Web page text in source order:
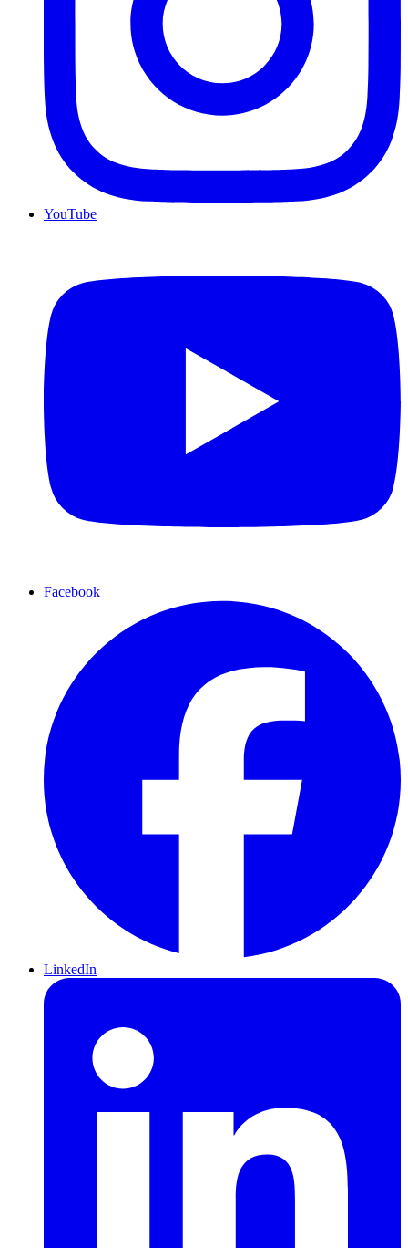
YouTube
Facebook
LinkedIn